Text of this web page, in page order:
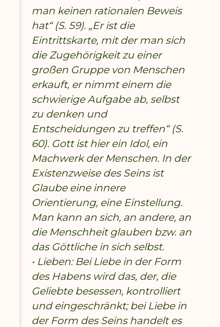
man keinen rationalen Beweis
hat“ (S. 59). „Er ist die
Eintrittskarte, mit der man sich
die Zugehörigkeit zu einer
großen Gruppe von Menschen
erkauft, er nimmt einem die
schwierige Aufgabe ab, selbst
zu denken und
Entscheidungen zu treffen“ (S.
60). Gott ist hier ein Idol, ein
Machwerk der Menschen. In der
Existenzweise des Seins ist
Glaube eine innere
Orientierung, eine Einstellung.
Man kann an sich, an andere, an
die Menschheit glauben bzw. an
das Göttliche in sich selbst.
• Lieben: Bei Liebe in der Form
des Habens wird das, der, die
Geliebte besessen, kontrolliert
und eingeschränkt; bei Liebe in
der Form des Seins handelt es